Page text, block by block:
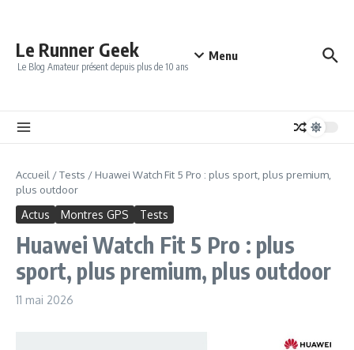
Le Runner Geek
Le Blog Amateur présent depuis plus de 10 ans
Menu
Accueil /Tests / Huawei Watch Fit 5 Pro : plus sport, plus premium,
plus outdoor
Actus Montres GPS Tests
Huawei Watch Fit 5 Pro : plus
sport, plus premium, plus outdoor
11 mai 2026